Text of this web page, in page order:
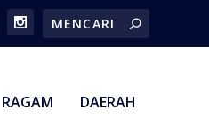
RAGAM DAERAH